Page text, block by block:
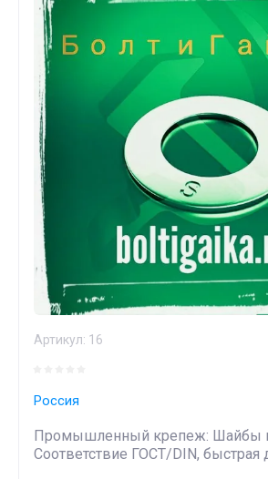
Артикул: 16
Россия
Промышленный крепеж: Шайбы
Соответствие ГОСТ/DIN, быстрая